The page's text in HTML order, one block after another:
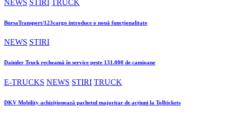
NEWS STIRI TRUCK
BursaTransport/123cargo introduce o nouă funcționalitate
NEWS STIRI
Daimler Truck recheamă în service peste 131.000 de camioane
E-TRUCKS NEWS STIRI TRUCK
DKV Mobility achiziționează pachetul majoritar de acțiuni la Tolltickets